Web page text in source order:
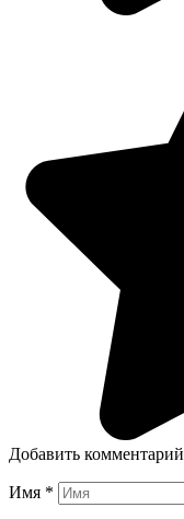
Добавить комментарий
Имя *